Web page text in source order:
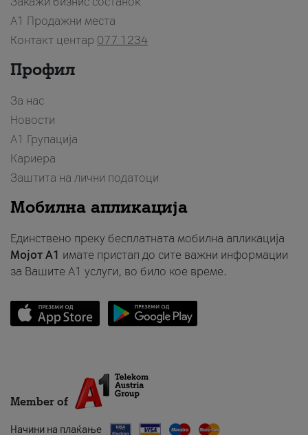
A1 Продажни места
Контакт центар 077 1234
Профил
За нас
Новости
А1 Групација
Кариера
Заштита на лични податоци
Мобилна апликација
Единствено преку бесплатната мобилна апликација
Мојот A1 имате пристап до сите важни информации
за Вашите A1 услуги, во било кое време.
Member of
Начини на плаќање